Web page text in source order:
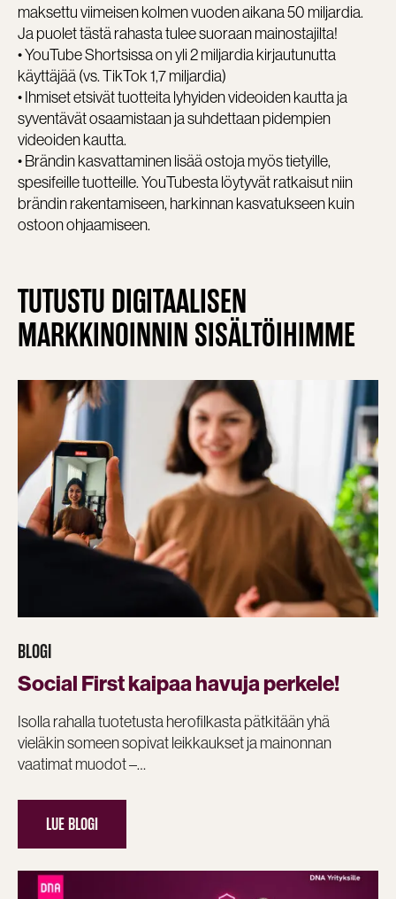
maksettu viimeisen kolmen vuoden aikana 50 miljardia.
Ja puolet tästä rahasta tulee suoraan mainostajilta!
• YouTube Shortsissa on yli 2 miljardia kirjautunutta
käyttäjää (vs. TikTok 1,7 miljardia)
• Ihmiset etsivät tuotteita lyhyiden videoiden kautta ja
syventävät osaamistaan ja suhdettaan pidempien
videoiden kautta.
• Brändin kasvattaminen lisää ostoja myös tietyille,
spesifeille tuotteille. YouTubesta löytyvät ratkaisut niin
brändin rakentamiseen, harkinnan kasvatukseen kuin
ostoon ohjaamiseen.
TUTUSTU DIGITAALISEN
MARKKINOINNIN SISÄLTÖIHIMME
BLOGI
Social First kaipaa havuja perkele!
Isolla rahalla tuotetusta herofilkasta pätkitään yhä
vieläkin someen sopivat leikkaukset ja mainonnan
vaatimat muodot –…
LUE BLOGI